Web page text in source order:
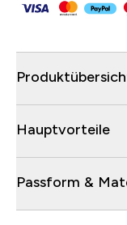
Hauptvorteile
Passform &